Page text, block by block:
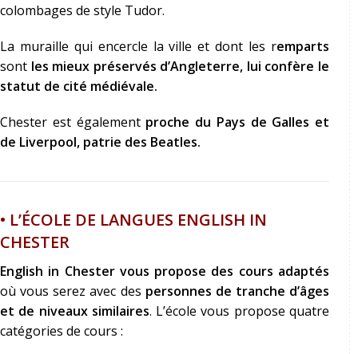
colombages de style Tudor.
La muraille qui encercle la ville et dont les remparts
sont les mieux préservés d’Angleterre, lui confère le
statut de cité médiévale.
Chester est également proche du Pays de Galles et
de Liverpool, patrie des Beatles.
• L’ÉCOLE DE LANGUES ENGLISH IN
CHESTER
English in Chester vous propose des cours adaptés
où vous serez avec des personnes de tranche d’âges
et de niveaux similaires. L’école vous propose quatre
catégories de cours :